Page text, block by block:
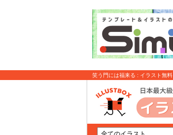
笑う門には福来る : イラスト無料